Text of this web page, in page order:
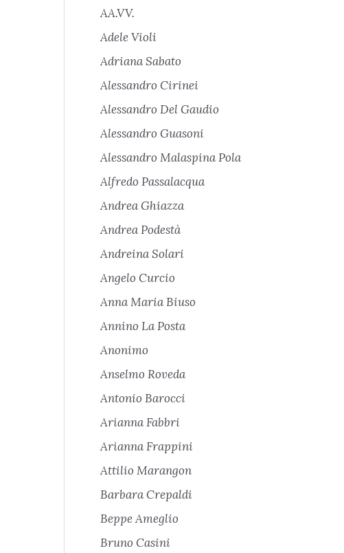
AA.VV.
Adele Violi
Adriana Sabato
Alessandro Cirinei
Alessandro Del Gaudio
Alessandro Guasoni
Alessandro Malaspina Pola
Alfredo Passalacqua
Andrea Ghiazza
Andrea Podestà
Andreina Solari
Angelo Curcio
Anna Maria Biuso
Annino La Posta
Anonimo
Anselmo Roveda
Antonio Barocci
Arianna Fabbri
Arianna Frappini
Attilio Marangon
Barbara Crepaldi
Beppe Ameglio
Bruno Casini